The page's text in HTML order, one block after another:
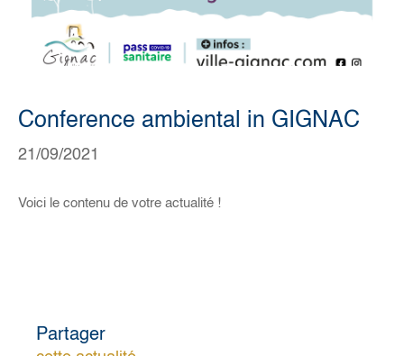
Conference ambiental in GIGNAC
21/09/2021
Voici le contenu de votre actualité !
Partager